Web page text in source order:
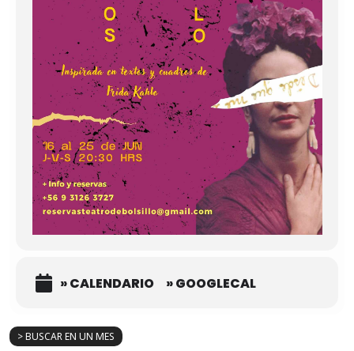
> BUSCAR EN UN MES
» CALENDARIO » GOOGLECAL